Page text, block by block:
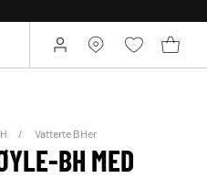
Vatterte BHer
BH MED